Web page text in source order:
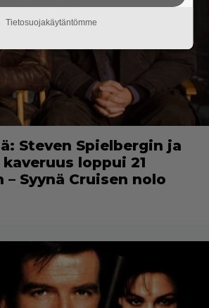
Steven Spielbergin ja
loppui 21
Syynä Cruisen nolo
Tietosuojakäytäntömme